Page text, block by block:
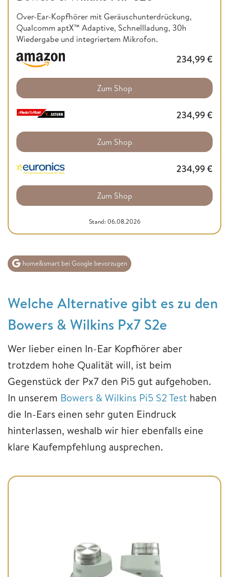
Over-Ear-Kopfhörer mit Geräuschunterdrückung,
Qualcomm aptX™ Adaptive, Schnellladung, 30h
Wiedergabe und integriertem Mikrofon.
234,99€
Zum Shop
234,99€
Zum Shop
234,99€
Zum Shop
Stand: 06.08.2026
home&smart bei Google bevorzugen
Welche Alternative gibt es zu den
Bowers & Wilkins Px7 S2e
Wer lieber einen In-Ear Kopfhörer aber
trotzdem hohe Qualität will, ist beim
Gegenstück der Px7 den Pi5 gut aufgehoben.
In unserem Bowers & Wilkins Pi5 S2 Test haben
die In-Ears einen sehr guten Eindruck
hinterlassen, weshalb wir hier ebenfalls eine
klare Kaufempfehlung ausprechen.